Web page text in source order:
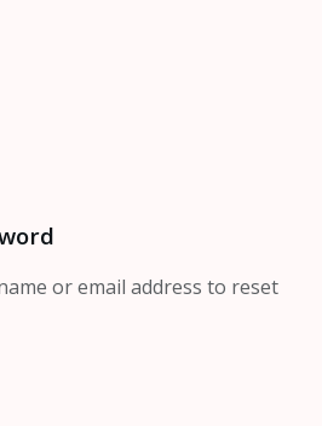
or email address to reset